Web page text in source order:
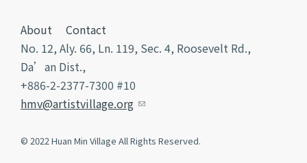
About
Contact
No. 12, Aly. 66, Ln. 119, Sec. 4, Roosevelt Rd.,
Da’an Dist.,
+886-2-2377-7300 #10
hmv@artistvillage.org (link sends e-mail)
© 2022 Huan Min Village All Rights Reserved.